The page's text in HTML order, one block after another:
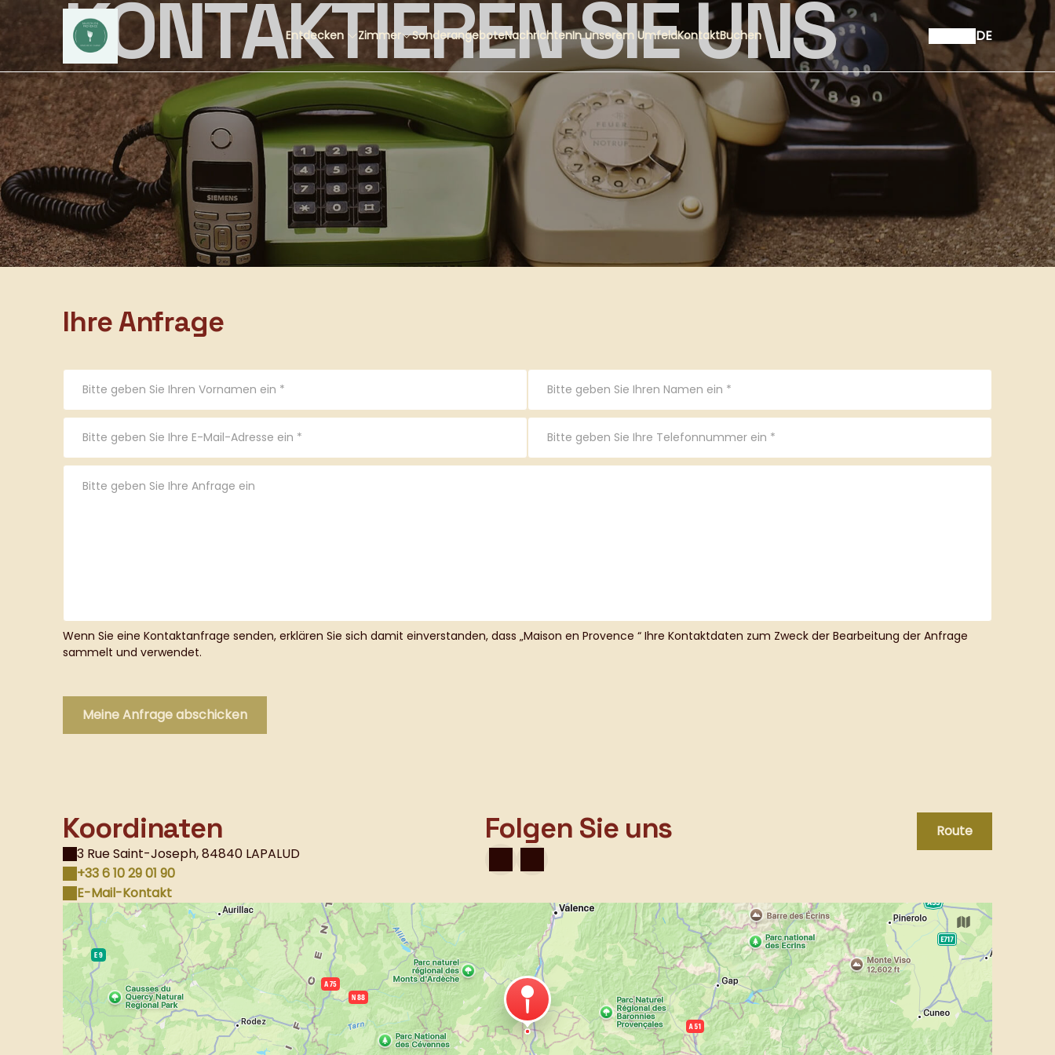
Entdecken Zimmer SonderangeboteNachrichtenIn unserem UmfeldKontaktBuchen DE
KONTAKTIEREN SIE UNS
Ihre Anfrage
Wenn Sie eine Kontaktanfrage senden, erklären Sie sich damit einverstanden, dass „Maison en Provence “ Ihre Kontaktdaten zum Zweck der Bearbeitung der Anfrage
sammelt und verwendet.
Koordinaten
3 Rue Saint-Joseph, 84840 LAPALUD
+33 6 10 29 01 90
E-Mail-Kontakt
Folgen Sie uns Route